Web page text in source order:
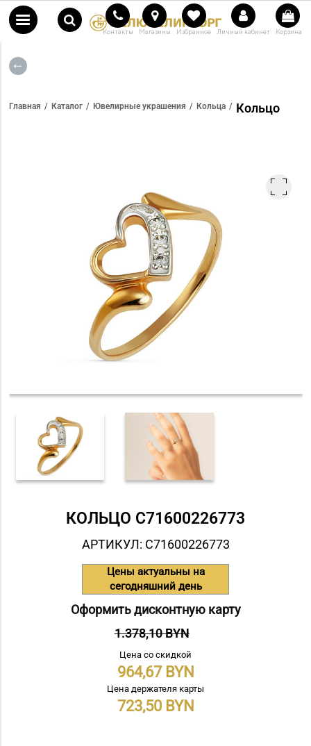
Контакты Магазины Избранное Личный кабинет Корзина
Главная Каталог Ювелирные украшения Кольца Кольцо
КОЛЬЦО С71600226773
АРТИКУЛ: С71600226773
Цены актуальны на
сегодняшний день
Оформить дисконтную карту
1.378,10 BYN
Цена со скидкой
964,67
Цена держателя карты
723,50